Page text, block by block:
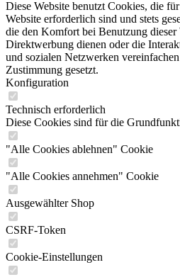
Diese Website benutzt Cookies, die
Website erforderlich sind und stets
die den Komfort bei Benutzung dieser
Direktwerbung dienen oder die
und sozialen Netzwerken
Zustimmung gesetzt.
Konfiguration
Technisch erforderlich
Diese Cookies sind für die
"Alle Cookies ablehnen" Cookie
"Alle Cookies annehmen" Cookie
Ausgewählter Shop
CSRF-Token
Cookie-Einstellungen